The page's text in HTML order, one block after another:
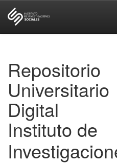
Repositorio
Universitario
Digital
Instituto de